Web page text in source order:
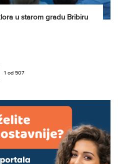
u starom gradu Bribiru
1 od 507